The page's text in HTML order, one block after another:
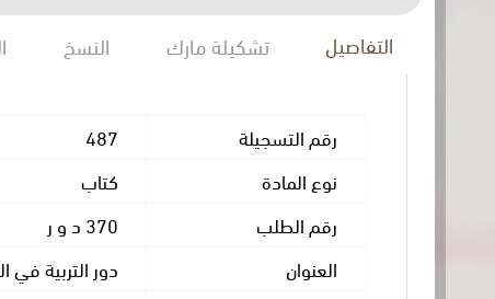
التفاصيل تشكيلة مارك النسخ
رقم التسجيلة
487
نوع المادة
كتاب
رقم الطلب
370 د و ر
العنوان
دور التربية في